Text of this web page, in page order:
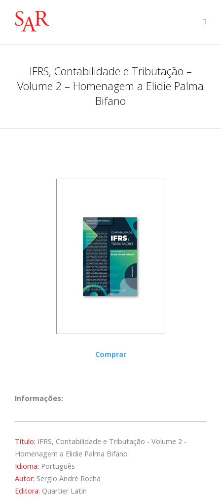
IFRS, Contabilidade e Tributação –
Volume 2 – Homenagem a Elidie Palma
Bifano
Comprar
Informações:
Título: IFRS, Contabilidade e Tributação - Volume 2 -
Homenagem a Elidie Palma Bifano
Idioma: Português
Autor: Sergio André Rocha
Editora: Quartier Latin